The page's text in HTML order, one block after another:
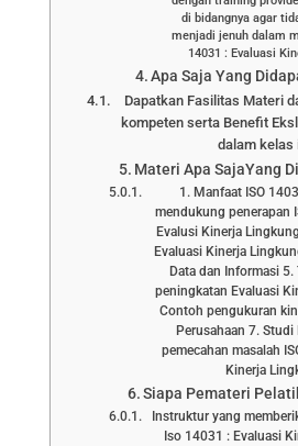
di bidangnya agar
menjadi jenuh dalam
14031 : Evaluasi
Apa Saja Yang
Dapatkan Fasilitas Materi
kompeten serta Benefit
dalam kelas
Materi Apa SajaYang
1. Manfaat ISO
mendukung penerapan
Evalusi Kinerja
Evaluasi Kinerja
Data dan Informasi
peningkatan Evaluasi
Contoh pengukuran
Perusahaan 7.
pemecahan masalah
Kinerja
Siapa Pemateri
Instruktur yang
Iso 14031 : Evaluasi